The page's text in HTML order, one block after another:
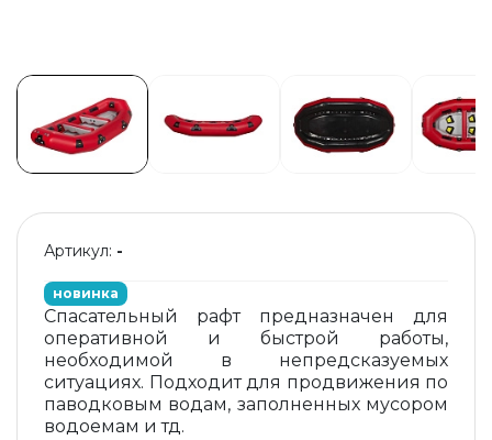
Артикул: -
новинка
Спасательный рафт предназначен для
оперативной и быстрой работы,
необходимой в непредсказуемых
ситуациях. Подходит для продвижения по
паводковым водам, заполненных мусором
водоемам и тд.